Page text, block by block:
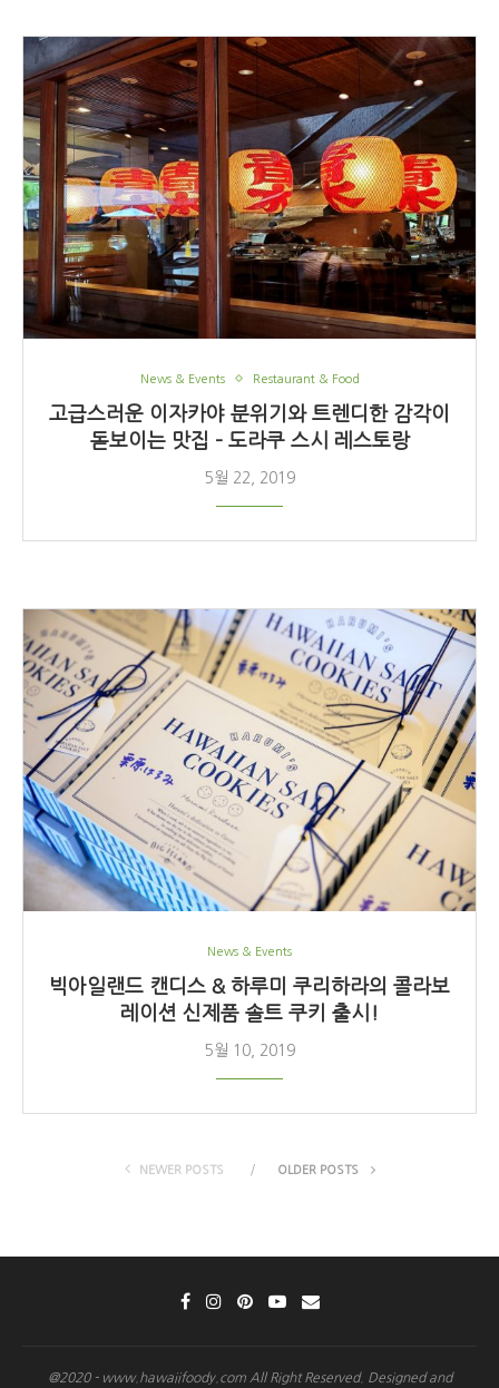
News & Events Restaurant & Food
고급스러운 이자카야 분위기와 트렌디한 감각이
돋보이는 맛집 – 도라쿠 스시 레스토랑
5월 22, 2019
News & Events
빅아일랜드 캔디스 & 하루미 쿠리하라의 콜라보
레이션 신제품 솔트 쿠키 출시!
5월 10, 2019
NEWER POSTS OLDER POSTS
@2020 - www.hawaiifoody.com All Right Reserved. Designed and